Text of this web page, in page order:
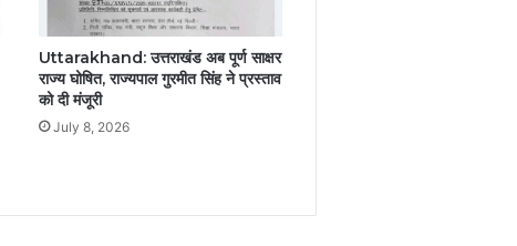
Uttarakhand: उत्तराखंड अब पूर्ण साक्षर
राज्य घोषित, राज्यपाल गुरमीत सिंह ने प्रस्ताव
को दी मंजूरी
July 8, 2026